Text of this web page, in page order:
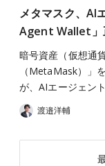
メタマスク、AI
Agent Wallet」
暗号資産（仮想通
（MetaMask）」
が、AIエージェン
渡邉洋輔